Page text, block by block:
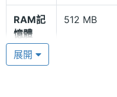
訊，或隨時收發 e-
YouTube、Twitter 等
Android Market 下載
精彩娛樂。
RAM記
憶體
512 MB
ROM儲
展開